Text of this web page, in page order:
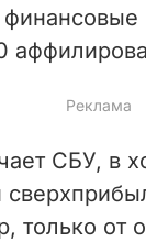
СБУ, в
только от